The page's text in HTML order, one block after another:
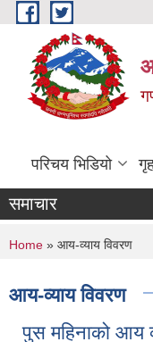
Skip to main content
परिचय भिडियो
समाचार
You are here
Home » आय-व्याय विवरण
आय-व्याय विवरण
पुस महिनाको आय